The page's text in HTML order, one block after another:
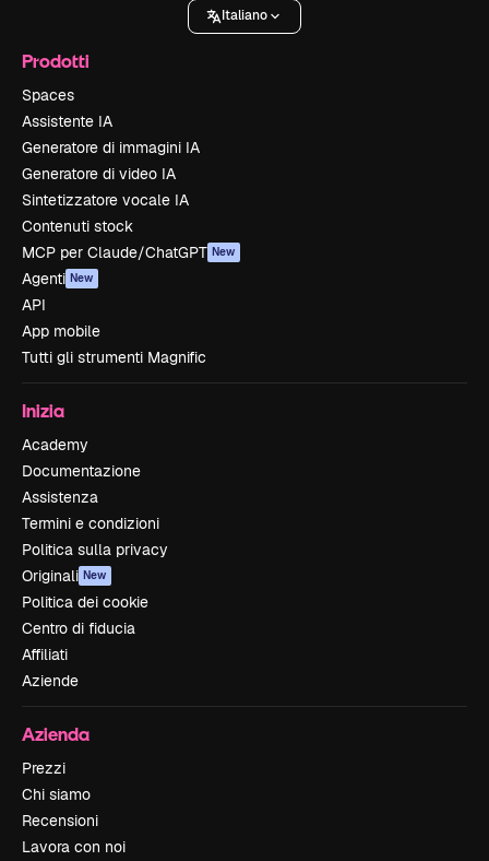
Italiano
Prodotti
Spaces
Assistente IA
Generatore di immagini IA
Generatore di video IA
Sintetizzatore vocale IA
Contenuti stock
MCP per Claude/ChatGPT New
Agenti New
API
App mobile
Tutti gli strumenti Magnific
Inizia
Academy
Documentazione
Assistenza
Termini e condizioni
Politica sulla privacy
Originali New
Politica dei cookie
Centro di fiducia
Affiliati
Aziende
Azienda
Prezzi
Chi siamo
Recensioni
Lavora con noi